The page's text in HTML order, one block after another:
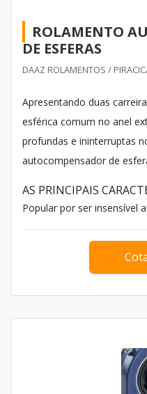
ROLAMENTO
DE ESFERAS
DAAZ ROLAMENTOS /
Apresentando duas
esférica comum no anel
profundas e ininterruptas
autocompensador de
empregado em
AS PRINCIPAIS
Popular por ser insensível